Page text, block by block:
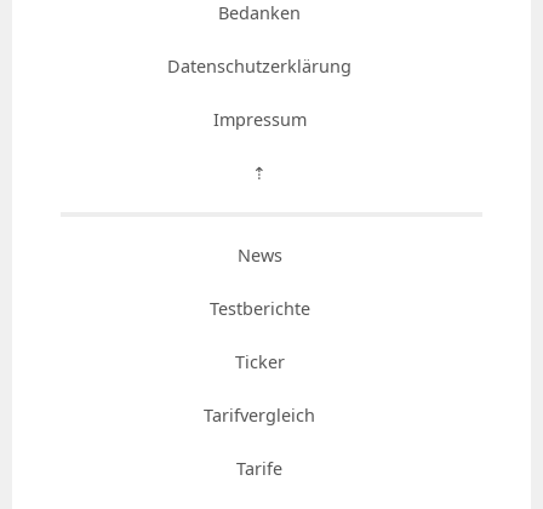
Bedanken
Datenschutzerklärung
Impressum
⇡
News
Testberichte
Ticker
Tarifvergleich
Tarife